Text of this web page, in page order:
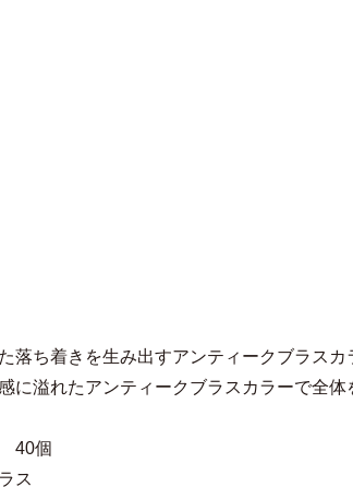
落ち着きを生み出すアンティークブラスカ
に溢れたアンティークブラスカラーで全
40個
ス